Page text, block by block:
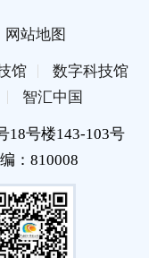
网站地图
馆
数字科技馆
智汇中国
18号楼143-103号
：810008